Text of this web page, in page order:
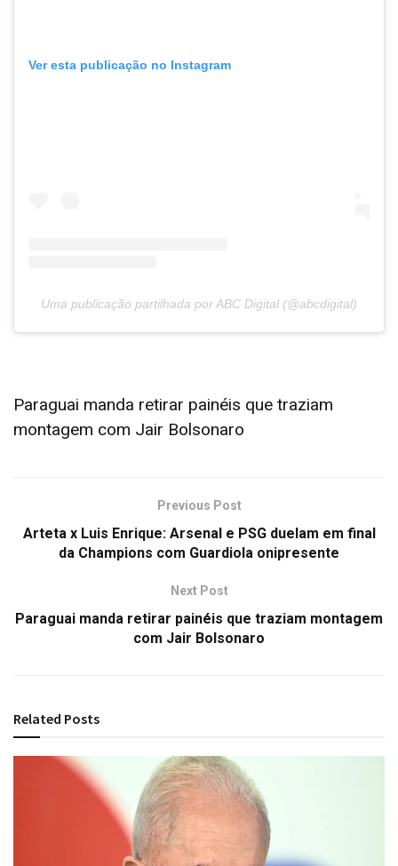
Ver esta publicação no Instagram
Uma publicação partilhada por ABC Digital (@abcdigital)
Paraguai manda retirar painéis que traziam
montagem com Jair Bolsonaro
Previous Post
Arteta x Luis Enrique: Arsenal e PSG duelam em final
da Champions com Guardiola onipresente
Next Post
Paraguai manda retirar painéis que traziam montagem
com Jair Bolsonaro
Related Posts